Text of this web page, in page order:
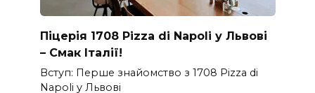
Піцерія 1708 Pizza di Napoli у Львові
– Смак Італії!
Вступ: Перше знайомство з 1708 Pizza di
Napoli у Львові